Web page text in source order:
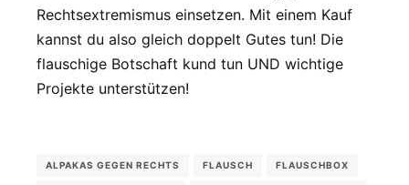
Rechtsextremismus einsetzen. Mit einem Kauf
kannst du also gleich doppelt Gutes tun! Die
flauschige Botschaft kund tun UND wichtige
Projekte unterstützen!
ALPAKAS GEGEN RECHTS FLAUSCH FLAUSCHBOX